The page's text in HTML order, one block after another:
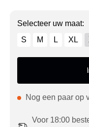
Selecteer uw maat:
S
M L XL
Nog een paar op
Voor 18:00